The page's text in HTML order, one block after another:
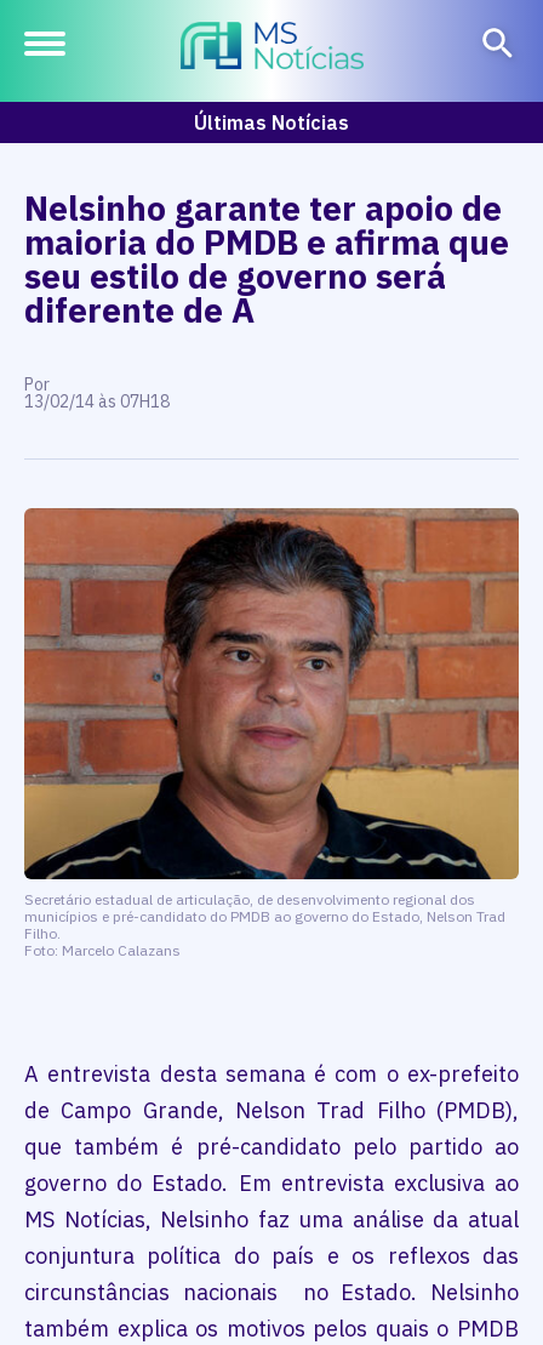
Últimas Notícias
Nelsinho garante ter apoio de
maioria do PMDB e afirma que
seu estilo de governo será
diferente de A
Por
13/02/14 às 07H18
Secretário estadual de articulação, de desenvolvimento regional dos
municípios e pré-candidato do PMDB ao governo do Estado, Nelson Trad
Filho.
Foto: Marcelo Calazans
A entrevista desta semana é com o ex-prefeito
de Campo Grande, Nelson Trad Filho (PMDB),
que também é pré-candidato pelo partido ao
governo do Estado. Em entrevista exclusiva ao
MS Notícias, Nelsinho faz uma análise da atual
conjuntura política do país e os reflexos das
circunstâncias nacionais no Estado. Nelsinho
também explica os motivos pelos quais o PMDB